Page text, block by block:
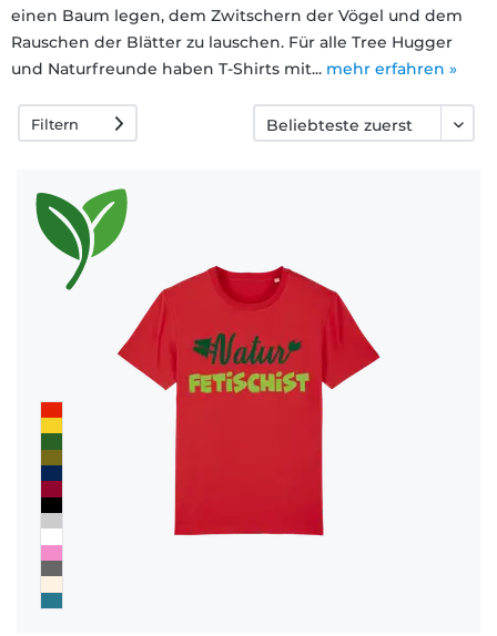
einen Baum legen, dem Zwitschern der Vögel und dem
Rauschen der Blätter zu lauschen. Für alle Tree Hugger
und Naturfreunde haben T-Shirts mit... mehr erfahren »
Filtern